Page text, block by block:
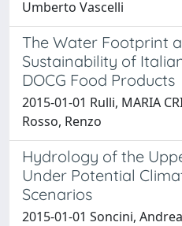
Umberto Vascelli
The Water Footprint
Sustainability of
DOCG Food Products
2015-01-01 Rulli, MARIA
Rosso, Renzo
Hydrology of the
Under Potential
Scenarios
2015-01-01 Soncini,